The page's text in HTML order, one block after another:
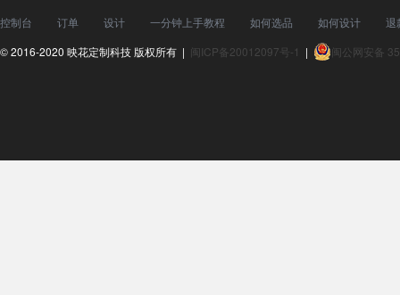
控制台 订单 设计 一分钟上手教程 如何选品 如何设计
退
© 2016-2020 映花定制科技 版权所有 | 闽ICP备20012097号-1 | 闽公网安备